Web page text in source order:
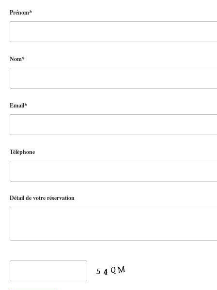
Prénom*
Nom*
Email*
Télèphone
Détail de votre réservation